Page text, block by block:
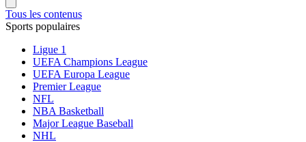
Tous les contenus
Sports populaires
Ligue 1
UEFA Champions League
UEFA Europa League
Premier League
NFL
NBA Basketball
Major League Baseball
NHL